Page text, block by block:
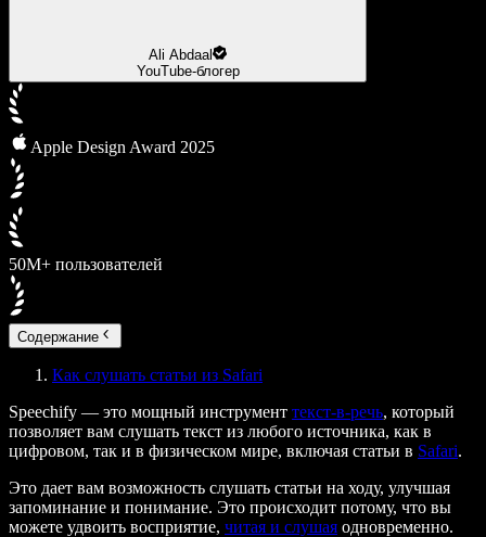
Ali Abdaal
YouTube-блогер
Apple Design Award 2025
50М+ пользователей
Содержание
Как слушать статьи из Safari
Speechify — это мощный инструмент текст-в-речь, который
позволяет вам слушать текст из любого источника, как в
цифровом, так и в физическом мире, включая статьи в Safari.
Это дает вам возможность слушать статьи на ходу, улучшая
запоминание и понимание. Это происходит потому, что вы
можете удвоить восприятие, читая и слушая одновременно.